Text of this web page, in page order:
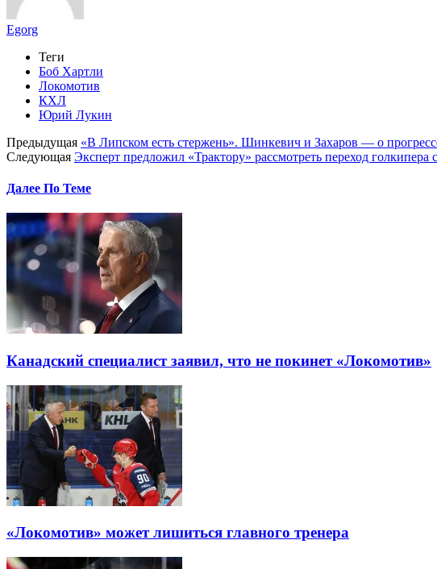
Egorg
Теги
Боб Хартли
Локомотив
КХЛ
Юрий Лукин
Предыдущая «В Липском есть стержень». Шинкевич и Захаров — о
Следующая Эксперт предложил «Трактору» рассмотреть переход голкипера
Далее По Теме
Канадский специалист заявил, что не покинет «Локомотив»
«Локомотив» может лишиться главного тренера